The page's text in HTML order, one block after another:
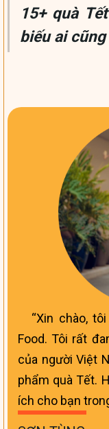
15+ quà
biếu ai
Xin chào,
Food. Tôi rất
của người Việt
phẩm quà Tết.
ích cho bạn